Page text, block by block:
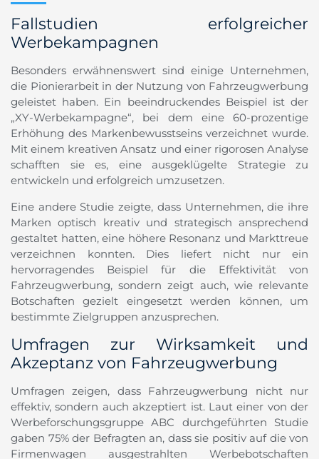
Fallstudien erfolgreicher
Werbekampagnen
Besonders erwähnenswert sind einige Unternehmen,
die Pionierarbeit in der Nutzung von Fahrzeugwerbung
geleistet haben. Ein beeindruckendes Beispiel ist der
„XY-Werbekampagne“, bei dem eine 60-prozentige
Erhöhung des Markenbewusstseins verzeichnet wurde.
Mit einem kreativen Ansatz und einer rigorosen Analyse
schafften sie es, eine ausgeklügelte Strategie zu
entwickeln und erfolgreich umzusetzen.
Eine andere Studie zeigte, dass Unternehmen, die ihre
Marken optisch kreativ und strategisch ansprechend
gestaltet hatten, eine höhere Resonanz und Markttreue
verzeichnen konnten. Dies liefert nicht nur ein
hervorragendes Beispiel für die Effektivität von
Fahrzeugwerbung, sondern zeigt auch, wie relevante
Botschaften gezielt eingesetzt werden können, um
bestimmte Zielgruppen anzusprechen.
Umfragen zur Wirksamkeit und
Akzeptanz von Fahrzeugwerbung
Umfragen zeigen, dass Fahrzeugwerbung nicht nur
effektiv, sondern auch akzeptiert ist. Laut einer von der
Werbeforschungsgruppe ABC durchgeführten Studie
gaben 75% der Befragten an, dass sie positiv auf die von
Firmenwagen ausgestrahlten Werbebotschaften